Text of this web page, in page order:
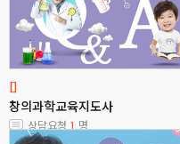
[]
창의과학교육지도사
상담요청 1 명